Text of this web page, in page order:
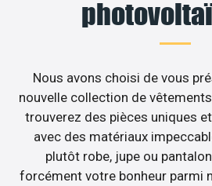
Nous avons choisi de vous
nouvelle collection de
trouverez des pièces uniques
avec des matériaux
plutôt robe, jupe ou
forcément votre bonheur parmi